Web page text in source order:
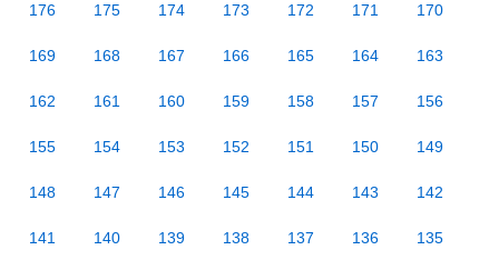
176 175 174 173 172 171 170
169 168 167 166 165 164 163
162 161 160 159 158 157 156
155 154 153 152 151 150 149
148 147 146 145 144 143 142
141 140 139 138 137 136 135